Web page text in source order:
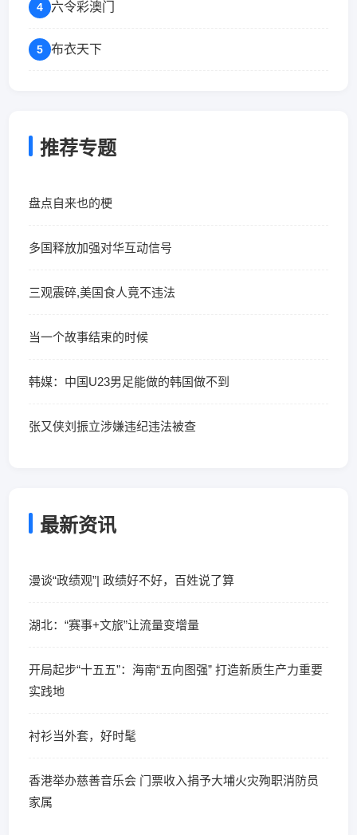
4 六令彩澳门
5 布衣天下
推荐专题
盘点自来也的梗
多国释放加强对华互动信号
三观震碎,美国食人竟不违法
当一个故事结束的时候
韩媒：中国U23男足能做的韩国做不到
张又侠刘振立涉嫌违纪违法被查
最新资讯
漫谈“政绩观”| 政绩好不好，百姓说了算
湖北：“赛事+文旅”让流量变增量
开局起步“十五五”：海南“五向图强” 打造新质生产力重要
实践地
衬衫当外套，好时髦
香港举办慈善音乐会 门票收入捐予大埔火灾殉职消防员
家属